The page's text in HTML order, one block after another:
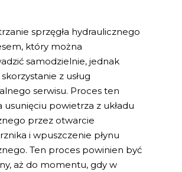
sprzęgła hydraulicznego
który można
samodzielnie, jednak
z usług
serwisu. Proces ten
usunięciu powietrza z układu
przez otwarcie
i wpuszczenie płynu
Ten proces powinien być
aż do momentu, gdy w